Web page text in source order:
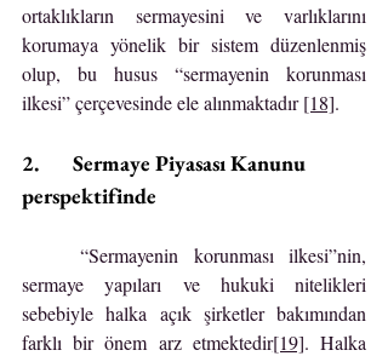
ortaklıkların sermayesini ve varlıklarını
korumaya yönelik bir sistem düzenlenmiş
olup, bu husus “sermayenin korunması
ilkesi” çerçevesinde ele alınmaktadır [18].
2.       Sermaye Piyasası Kanunu
perspektifinde
	“Sermayenin korunması ilkesi”nin,
sermaye yapıları ve hukuki nitelikleri
sebebiyle halka açık şirketler bakımından
farklı bir önem arz etmektedir[19]. Halka